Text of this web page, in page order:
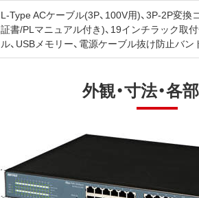
L-Type ACケーブル(3P、100V用)、3P-2P変
証書/PLマニュアル付き)、19インチラック取
ル、USBメモリー、電源ケーブル抜け防止バン
外観・寸法・各